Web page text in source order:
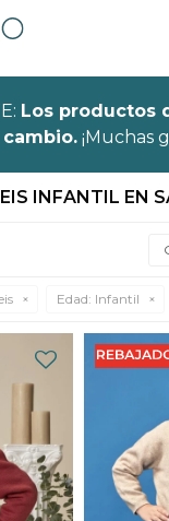
Los productos
¡Muchas
INFANTIL EN
Edad: Infantil